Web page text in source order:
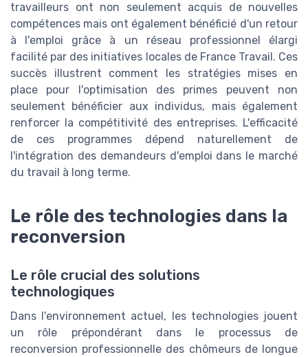
travailleurs ont non seulement acquis de nouvelles
compétences mais ont également bénéficié d'un retour
à l'emploi grâce à un réseau professionnel élargi
facilité par des initiatives locales de France Travail. Ces
succès illustrent comment les stratégies mises en
place pour l'optimisation des primes peuvent non
seulement bénéficier aux individus, mais également
renforcer la compétitivité des entreprises. L'efficacité
de ces programmes dépend naturellement de
l'intégration des demandeurs d'emploi dans le marché
du travail à long terme.
Le rôle des technologies dans la
reconversion
Le rôle crucial des solutions
technologiques
Dans l'environnement actuel, les technologies jouent
un rôle prépondérant dans le processus de
reconversion professionnelle des chômeurs de longue